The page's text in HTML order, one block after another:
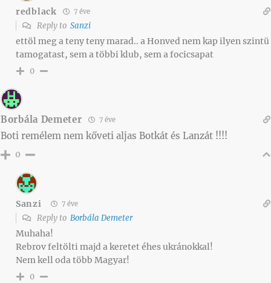
redblack 7 éve
Reply to Sanzi
ettöl meg a teny teny marad.. a Honved nem kap ilyen szintü
tamogatast, sem a többi klub, sem a focicsapat
0
Borbála Demeter 7 éve
Boti remélem nem kőveti aljas Botkát és Lanzát !!!!
0
Sanzi 7 éve
Reply to Borbála Demeter
Muhaha!
Rebrov feltölti majd a keretet éhes ukránokkal!
Nem kell oda több Magyar!
0